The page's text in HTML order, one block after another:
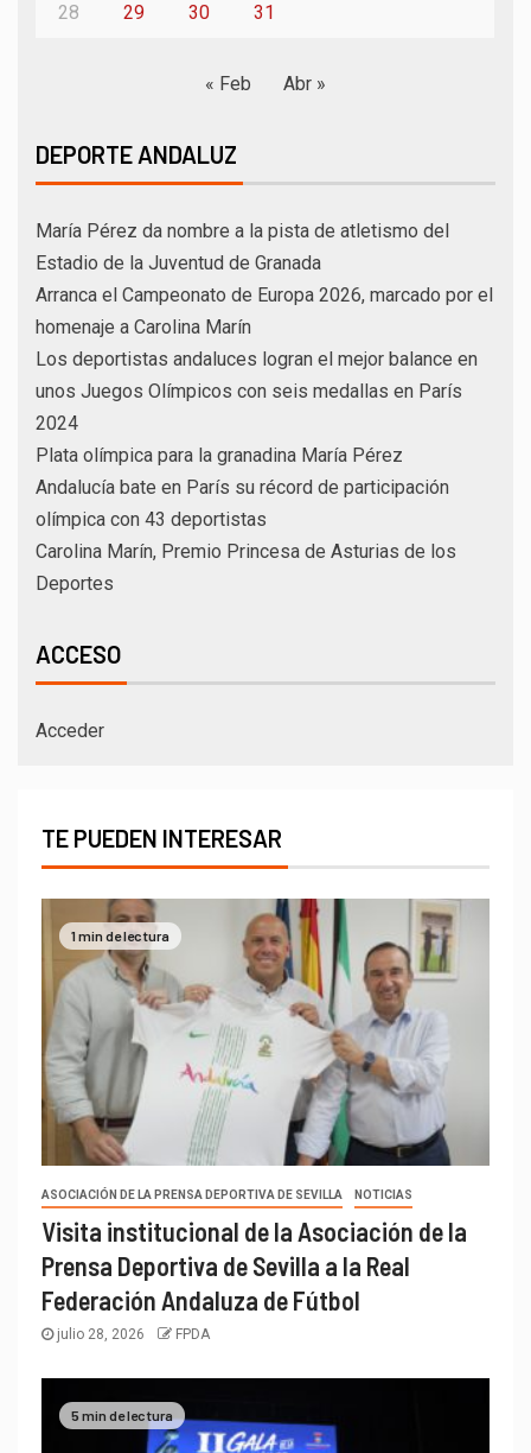
28 29 30 31
« Feb Abr »
DEPORTE ANDALUZ
María Pérez da nombre a la pista de atletismo del
Estadio de la Juventud de Granada
Arranca el Campeonato de Europa 2026, marcado por el
homenaje a Carolina Marín
Los deportistas andaluces logran el mejor balance en
unos Juegos Olímpicos con seis medallas en París
2024
Plata olímpica para la granadina María Pérez
Andalucía bate en París su récord de participación
olímpica con 43 deportistas
Carolina Marín, Premio Princesa de Asturias de los
Deportes
ACCESO
Acceder
TE PUEDEN INTERESAR
1 min de lectura
ASOCIACIÓN DE LA PRENSA DEPORTIVA DE SEVILLA NOTICIAS
Visita institucional de la Asociación de la
Prensa Deportiva de Sevilla a la Real
Federación Andaluza de Fútbol
julio 28, 2026 FPDA
5 min de lectura